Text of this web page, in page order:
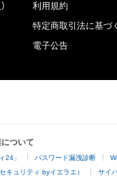
利用規約
特定商取引法に基づ
電子公告
ついて
24」 パスワード漏洩診断
キュリティ byイエラエ） サイ